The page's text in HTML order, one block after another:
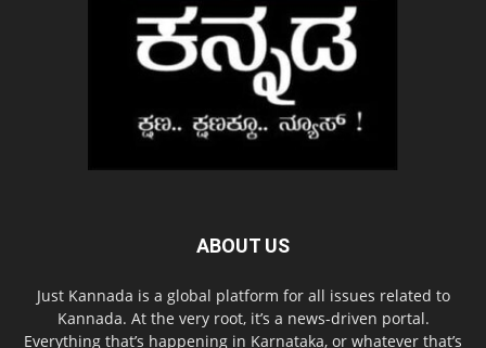
ABOUT US
Just Kannada is a global platform for all issues related to
Kannada. At the very root, it’s a news-driven portal.
Everything that’s happening in Karnataka, or whatever that’s